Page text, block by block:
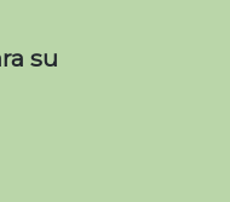
su